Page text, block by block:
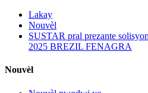
Lakay
Nouvèl
SUSTAR pral prezante
2025 BREZIL FENAGRA
Nouvèl